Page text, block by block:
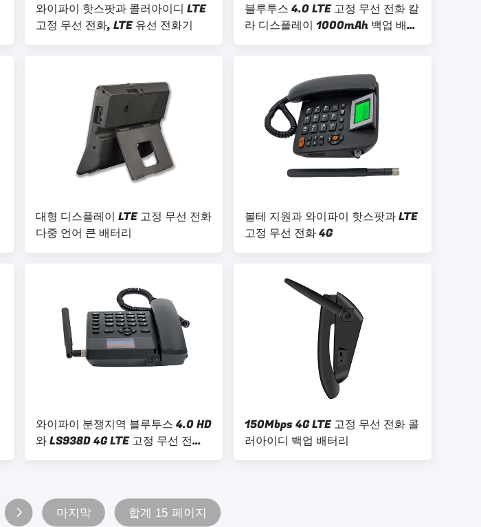
와이파이 핫스팟과 콜러아이디 LTE
고정 무선 전화, LTE 유선 전화기
블루투스 4.0 LTE 고정 무선 전화 칼
라 디스플레이 1000mAh 백업 배터
리
대형 디스플레이 LTE 고정 무선 전화
다중 언어 큰 배터리
볼테 지원과 와이파이 핫스팟과 LTE
고정 무선 전화 4G
와이파이 분쟁지역 블루투스 4.0 HD
와 LS938D 4G LTE 고정 무선 전화
의 주요 인물
150Mbps 4G LTE 고정 무선 전화 콜
러아이디 백업 배터리
마지막 합계 15 페이지